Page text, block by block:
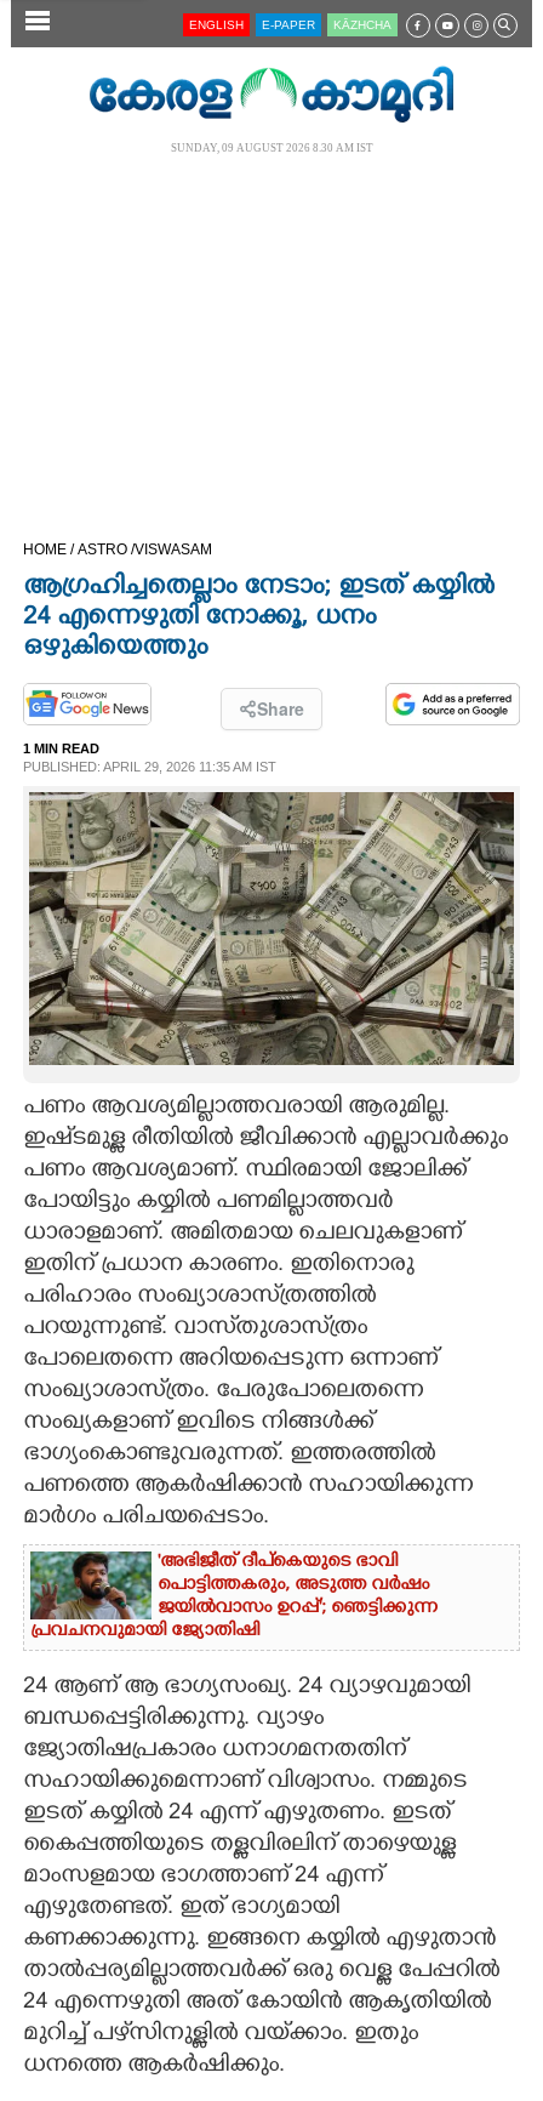
SECTIONS
OPINION
PHOTOS
LIFESTYLE
SPIRITUAL
INFO+
ART
ASTRO
CARTOONS
LITERATURE
ZOOM
CONTACT US
ENGLISH E-PAPER KĀZHCHA
SUNDAY, 09 AUGUST 2026 8.30 AM IST
HOME /ASTRO /VISWASAM
ആഗ്രഹിച്ചതെല്ലാം നേടാം; ഇടത് കയ്യിൽ
24 എന്നെഴുതി നോക്കൂ, ധനം
ഒഴുകിയെത്തും
Share
1 MIN READ
PUBLISHED: APRIL 29, 2026 11:35 AM IST
പണം ആവശ്യമില്ലാത്തവരായി ആരുമില്ല.
ഇഷ്‌ടമുള്ള രീതിയിൽ ജീവിക്കാൻ എല്ലാവർക്കും
പണം ആവശ്യമാണ്. സ്ഥിരമായി ജോലിക്ക്
പോയിട്ടും കയ്യിൽ പണമില്ലാത്തവർ
ധാരാളമാണ്. അമിതമായ ചെലവുകളാണ്
ഇതിന് പ്രധാന കാരണം. ഇതിനൊരു
പരിഹാരം സംഖ്യാശാസ്‌ത്രത്തിൽ
പറയുന്നുണ്ട്. വാസ്‌തുശാസ്‌ത്രം
പോലെതന്നെ അറിയപ്പെടുന്ന ഒന്നാണ്
സംഖ്യാശാസ്‌ത്രം. പേരുപോലെതന്നെ
സംഖ്യകളാണ് ഇവിടെ നിങ്ങൾക്ക്
ഭാഗ്യംകൊണ്ടുവരുന്നത്. ഇത്തരത്തിൽ
പണത്തെ ആകർഷിക്കാൻ സഹായിക്കുന്ന
മാർഗം പരിചയപ്പെടാം.
'അഭിജീത് ദീപ്‌കെയുടെ ഭാവി
പൊട്ടിത്തകരും, അടുത്ത വർഷം
ജയിൽവാസം ഉറപ്പ്'; ഞെട്ടിക്കുന്ന
പ്രവചനവുമായി ജ്യോതിഷി
24 ആണ് ആ ഭാഗ്യസംഖ്യ. 24 വ്യാഴവുമായി
ബന്ധപ്പെട്ടിരിക്കുന്നു. വ്യാഴം
ജ്യോതിഷപ്രകാരം ധനാഗമനതതിന്
സഹായിക്കുമെന്നാണ് വിശ്വാസം. നമ്മുടെ
ഇടത് കയ്യിൽ 24 എന്ന് എഴുതണം. ഇടത്
കൈപ്പത്തിയുടെ തള്ളവിരലിന് താഴെയുള്ള
മാംസളമായ ഭാഗത്താണ് 24 എന്ന്
എഴുതേണ്ടത്. ഇത് ഭാഗ്യമായി
കണക്കാക്കുന്നു. ഇങ്ങനെ കയ്യിൽ എഴുതാൻ
താൽപ്പര്യമില്ലാത്തവർക്ക് ഒരു വെള്ള പേപ്പറിൽ
24 എന്നെഴുതി അത് കോയിൻ ആകൃതിയിൽ
മുറിച്ച് പഴ്‌സിനുള്ളിൽ വയ്‌ക്കാം. ഇതും
ധനത്തെ ആകർഷിക്കും.